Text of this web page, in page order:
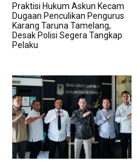
Praktisi Hukum Askun Kecam
Dugaan Penculikan Pengurus
Karang Taruna Tamelang,
Desak Polisi Segera Tangkap
Pelaku